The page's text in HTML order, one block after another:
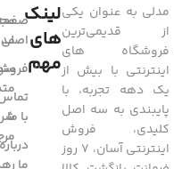
مدلی به عنوان یکی
از قدیمی‌ترین
فروشگاه های
اینترنتی با بیش از
یک دهه تجربه، با
پایبندی به سه اصل
کلیدی، فروش
اینترنتی آسان، 7 روز
لینک
های
مهم
اصلی
با ما
درباره
مد